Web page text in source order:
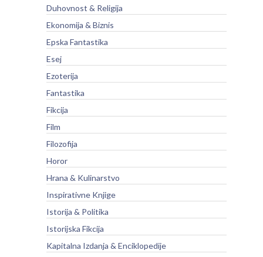
Duhovnost & Religija
Ekonomija & Biznis
Epska Fantastika
Esej
Ezoterija
Fantastika
Fikcija
Film
Filozofija
Horor
Hrana & Kulinarstvo
Inspirativne Knjige
Istorija & Politika
Istorijska Fikcija
Kapitalna Izdanja & Enciklopedije